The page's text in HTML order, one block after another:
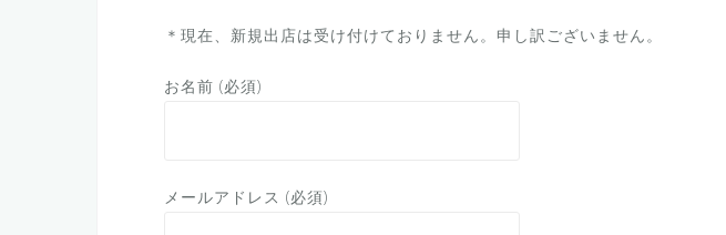
＊現在、新規出店は受け付けておりません。申し訳ございません。
お名前 (必須)
メールアドレス (必須)